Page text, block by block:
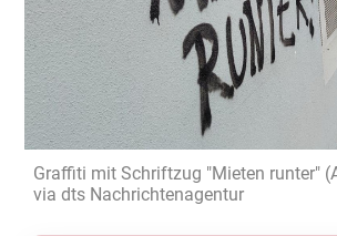
Graffiti mit Schriftzug "Mieten runter"
via dts Nachrichtenagentur